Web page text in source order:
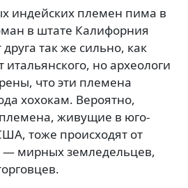
индейских племен пима в
в штате Калифорния
друга так же сильно, как
итальянского, но археологи
что эти племена
хохокам. Вероятно,
живущие в юго-
тоже происходят от
— мирных земледельцев,